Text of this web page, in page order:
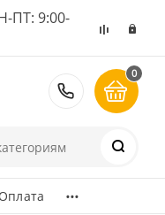
9:00-
8 (495)
0
Оплата ...